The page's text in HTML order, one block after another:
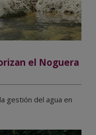
el Noguera
gestión del agua en